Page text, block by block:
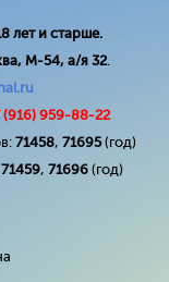
лет и старше.
М-54, а/я 32.
(916) 959-88-22
71458, 71695(год)
71459, 71696 (год)